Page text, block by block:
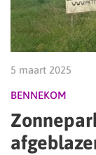
5 maart 2025
BENNEKOM